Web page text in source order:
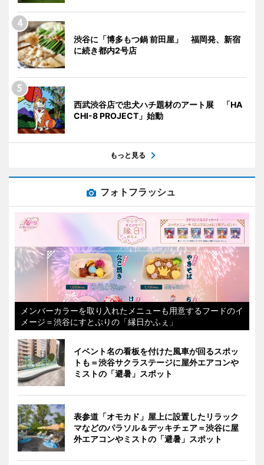
渋谷に「博多もつ鍋 前田屋」 福岡発、新宿
に続き都内2号店
西武渋谷店で忠犬ハチ題材のアート展 「HA
CHI-8 PROJECT」始動
もっと見る
フォトフラッシュ
メンバーカラーを取り入れたメニューも用意するフードのイ
メージ＝渋谷にすとぷりの「縁日かふぇ」
イベント名の看板を付けた風車が回るスポッ
トも＝渋谷サクラステージに屋外エアコンや
ミストの「避暑」スポット
表参道「オモカド」屋上に設置したリラック
マなどのパラソル＆デッキチェア＝渋谷に屋
外エアコンやミストの「避暑」スポット